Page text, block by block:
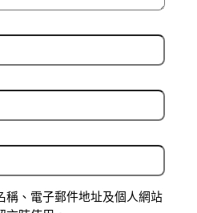
稱、電子郵件地址及個人網站